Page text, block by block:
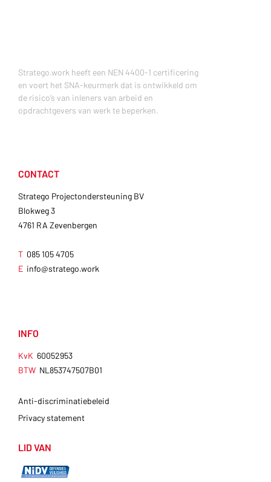
Stratego.work heeft een NEN 4400-1 certificering
en voert het SNA-keurmerk dat is ontwikkeld om
de risico’s van inleners van arbeid en
opdrachtgevers van werk te beperken.
CONTACT
Stratego Projectondersteuning BV
Blokweg 3
4761 RA Zevenbergen
T 085 105 4705
E info@stratego.work
INFO
KvK 60052953
BTW NL853747507B01
Anti-discriminatiebeleid
Privacy statement
LID VAN